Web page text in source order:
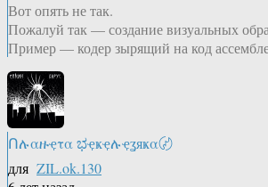
Вот опять не так.
Пожалуй так — создание визуальных
Пример — кодер зырящий на код
Ոሉαዙҿτα ಭҿҝҿሉҿʓяҝα〄
для ZIL.ok.130